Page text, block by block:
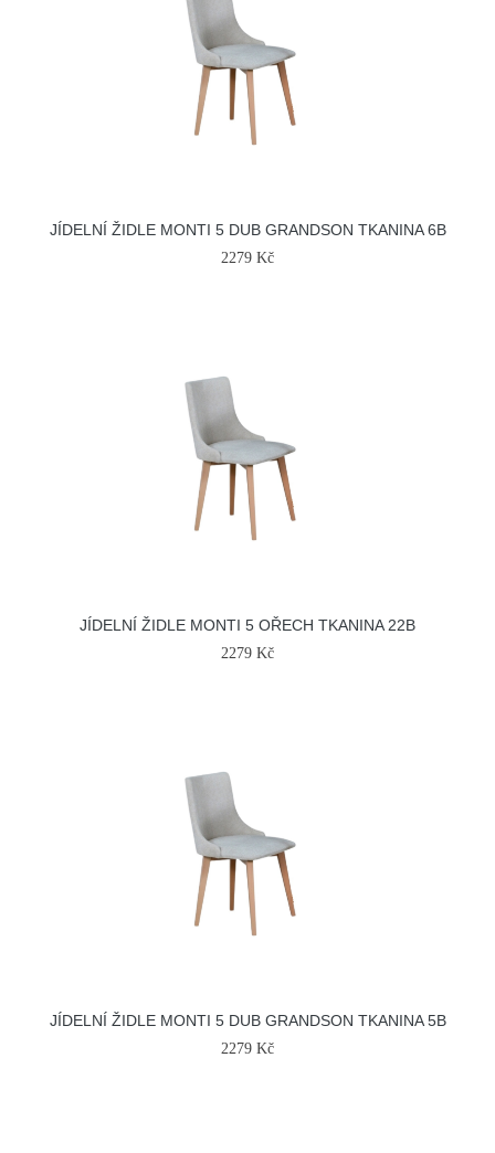
JÍDELNÍ ŽIDLE MONTI 5 DUB GRANDSON TKANINA 6B
2279 Kč
JÍDELNÍ ŽIDLE MONTI 5 OŘECH TKANINA 22B
2279 Kč
JÍDELNÍ ŽIDLE MONTI 5 DUB GRANDSON TKANINA 5B
2279 Kč